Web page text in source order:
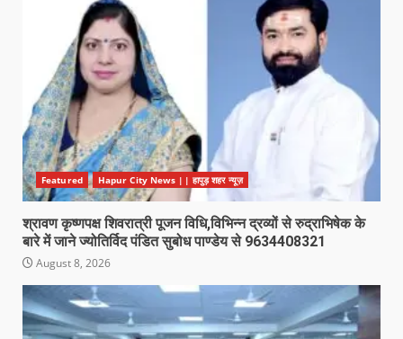
Featured Hapur City News || हापुड़ शहर न्यूज़
श्रावण कृष्णपक्ष शिवरात्री पूजन विधि,विभिन्न द्रव्यों से रुद्राभिषेक के
बारे में जाने ज्योतिर्विद पंडित सुबोध पाण्डेय से 9634408321
August 8, 2026